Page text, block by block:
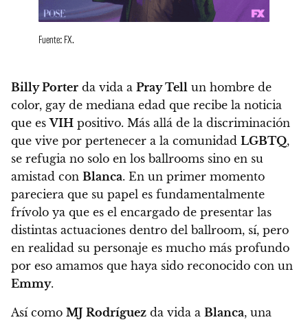
Fuente: FX.
Billy Porter da vida a Pray Tell un hombre de
color, gay de mediana edad que recibe la noticia
que esVIH positivo. Más allá de la discriminación
que vive por pertenecer a la comunidad LGBTQ,
se refugia no solo en los ballrooms sino en su
amistad con Blanca. En un primer momento
pareciera que su papel es fundamentalmente
frívolo ya que es el encargado de presentar las
distintas actuaciones dentro del ballroom, sí, pero
en realidad su personaje es mucho más profundo
por eso amamos que haya sido reconocido con un
Emmy.
Así como MJ Rodríguez da vida a Blanca, una